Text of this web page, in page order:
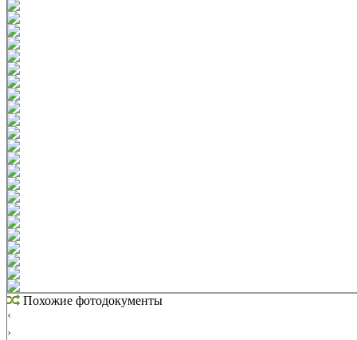
Похожие фотодокументы
‹
›